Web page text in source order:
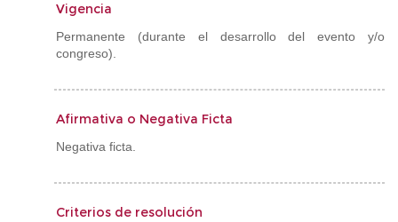
Vigencia
Permanente (durante el desarrollo del evento y/o
congreso).
Afirmativa o Negativa Ficta
Negativa ficta.
Criterios de resolución